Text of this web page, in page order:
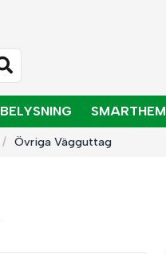
BELYSNING SMARTHEM
Övriga Vägguttag